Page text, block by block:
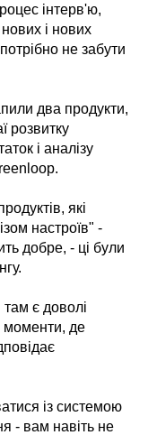
інтерв'ю,
і нових
не забути
два продукти,
розвитку
і аналізу
які
настроїв" -
добре, - ці були
є доволі
моменти, де
із системою
- вам навіть не